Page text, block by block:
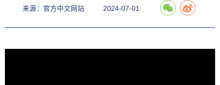
来源：官方中文网站 2024-07-01